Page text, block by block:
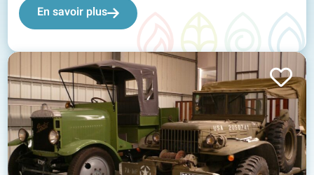
En savoir plus